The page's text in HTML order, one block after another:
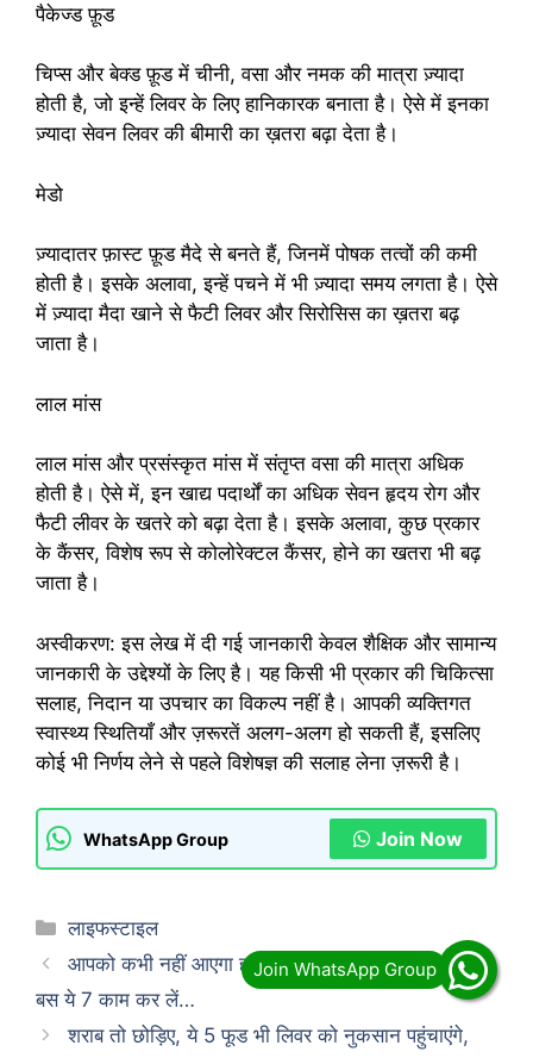
पैकेज्ड फ़ूड
चिप्स और बेक्ड फ़ूड में चीनी, वसा और नमक की मात्रा ज़्यादा
होती है, जो इन्हें लिवर के लिए हानिकारक बनाता है। ऐसे में इनका
ज़्यादा सेवन लिवर की बीमारी का ख़तरा बढ़ा देता है।
मेडो
ज़्यादातर फ़ास्ट फ़ूड मैदे से बनते हैं, जिनमें पोषक तत्वों की कमी
होती है। इसके अलावा, इन्हें पचने में भी ज़्यादा समय लगता है। ऐसे
में ज़्यादा मैदा खाने से फैटी लिवर और सिरोसिस का ख़तरा बढ़
जाता है।
लाल मांस
लाल मांस और प्रसंस्कृत मांस में संतृप्त वसा की मात्रा अधिक
होती है। ऐसे में, इन खाद्य पदार्थों का अधिक सेवन हृदय रोग और
फैटी लीवर के खतरे को बढ़ा देता है। इसके अलावा, कुछ प्रकार
के कैंसर, विशेष रूप से कोलोरेक्टल कैंसर, होने का खतरा भी बढ़
जाता है।
अस्वीकरण: इस लेख में दी गई जानकारी केवल शैक्षिक और सामान्य
जानकारी के उद्देश्यों के लिए है। यह किसी भी प्रकार की चिकित्सा
सलाह, निदान या उपचार का विकल्प नहीं है। आपकी व्यक्तिगत
स्वास्थ्य स्थितियाँ और ज़रूरतें अलग-अलग हो सकती हैं, इसलिए
कोई भी निर्णय लेने से पहले विशेषज्ञ की सलाह लेना ज़रूरी है।
WhatsApp Group Join Now
Categories
लाइफस्टाइल
आपको कभी नहीं आएगा हार्ट अटैक! रात को सोने से पहले
बस ये 7 काम कर लें…
शराब तो छोड़िए, ये 5 फूड भी लिवर को नुकसान पहुंचाएंगे,